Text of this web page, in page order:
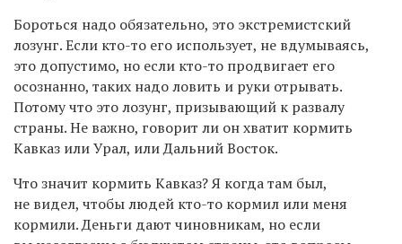
Бороться надо обязательно, это экстремистский
лозунг. Если кто-то его использует, не вдумываясь,
это допустимо, но если кто-то продвигает его
осознанно, таких надо ловить и руки отрывать.
Потому что это лозунг, призывающий к развалу
страны. Не важно, говорит ли он хватит кормить
Кавказ или Урал, или Дальний Восток.
Что значит кормить Кавказ? Я когда там был,
не видел, чтобы людей кто-то кормил или меня
кормили. Деньги дают чиновникам, но если